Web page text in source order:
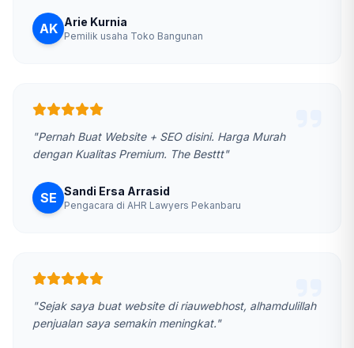
AK Arie Kurnia
Pemilik usaha Toko Bangunan
"Pernah Buat Website + SEO disini. Harga Murah
dengan Kualitas Premium. The Besttt"
SE Sandi Ersa Arrasid
Pengacara di AHR Lawyers Pekanbaru
"Sejak saya buat website di riauwebhost, alhamdulillah
penjualan saya semakin meningkat."